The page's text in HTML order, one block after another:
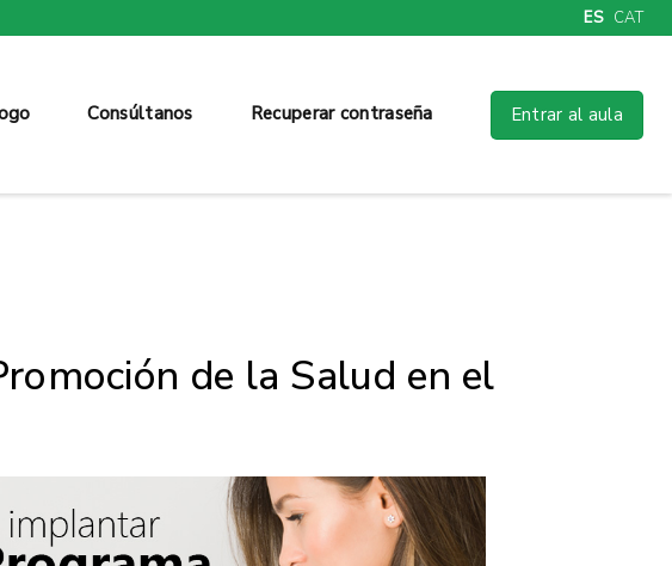
ES CAT
Consúltanos Recuperar contraseña Entrar al aula
de la Salud en el